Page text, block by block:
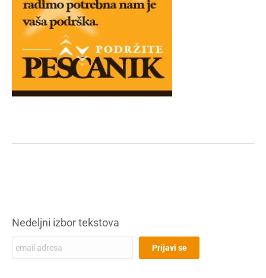
Nedeljni izbor tekstova